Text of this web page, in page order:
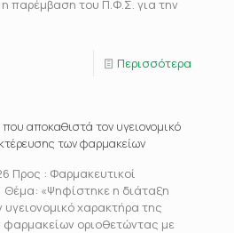
παρέμβαση του Π.Φ.Σ. για την
Περισσότερα
αποκαθιστά τον υγειονομικό
των φαρμακείων
Προς : Φαρμακευτικοί
«Ψηφίστηκε η διάταξη
χαρακτήρα της
φαρμακείων οριοθετώντας με